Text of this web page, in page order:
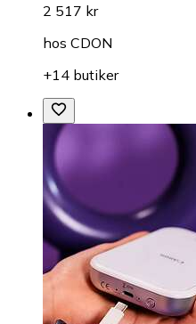
2 517 kr
hos CDON
+14 butiker